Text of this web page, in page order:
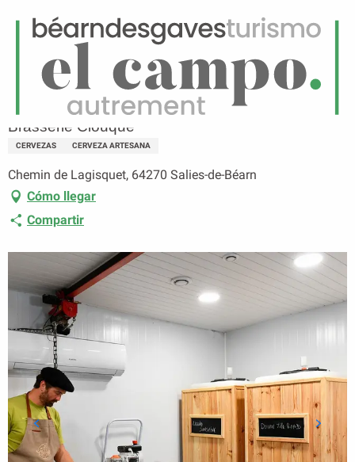
Menú
Página principal Brasserie Clouque
Brasserie Clouque
CERVEZAS CERVEZA ARTESANA
Chemin de Lagisquet, 64270 Salies-de-Béarn
Cómo llegar
Compartir